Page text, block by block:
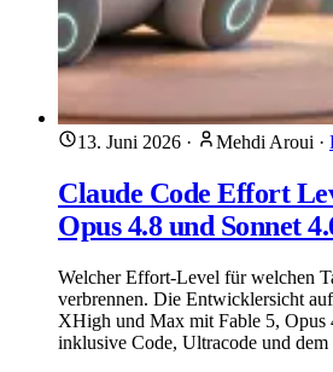
13. Juni 2026 · Mehdi Aroui ·
Claude Code Effort
Opus 4.8 und Sonnet
Welcher Effort-Level für welchen
verbrennen. Die Entwicklersicht
XHigh und Max mit Fable 5, Opus
inklusive Code, Ultracode und